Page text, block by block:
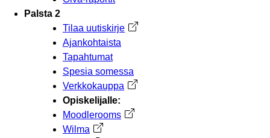
Palsta 2
Tilaa uutiskirje Avautuu uuteen välilehteen
Ajankohtaista
Tapahtumat
Spesia somessa
Verkkokauppa Avautuu uuteen välilehteen
Opiskelijalle:
Moodlerooms Avautuu uuteen välilehteen
Wilma Avautuu uuteen välilehteen